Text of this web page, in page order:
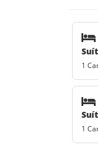
1
1